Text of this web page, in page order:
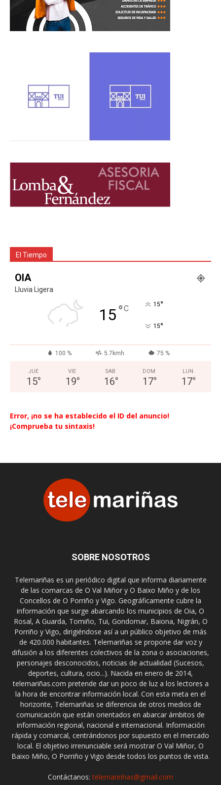
El Tiempo
OIA
Lluvia Ligera
15°C 15°
15°
100 % 5.7kmh 75 %
JUE
15°
VIE
19°
SAB
16°
DOM
17°
LUN
17°
Error, ¡no se ha establecido el ID del anuncio!
¡Comprueba tu sintaxis!
SOBRE NOSOTROS
Telemariñas es un periódico digital que informa diariamente
de las comarcas de O Val Miñor y O Baixo Miño y de los
Concellos de O Porriño y Vigo. Geográficamente cubre la
información que surge abarcando los municipios de Oia, O
Rosal, A Guarda, Tomiño, Tui, Gondomar, Baiona, Nigrán, O
Porriño y Vigo, dirigiéndose así a un público objetivo de más
de 420.000 habitantes. Telemariñas se propone dar voz y
difusión a los diferentes colectivos de la zona o asociaciones,
personajes desconocidos, noticias de actualidad (Sucesos,
deportes, cultura, ocio...). Nacida en enero de 2014,
telemariñas.com pretende dar un poco de luz a los lectores a
la hora de encontrar información local. Con esta meta en el
horizonte, Telemariñas se diferencia de otros medios de
comunicación que están orientados en abarcar ámbitos de
información regional, nacional e internacional. Información
rápida y comarcal, centrándonos por supuesto en el mercado
local. El objetivo irrenunciable será mostrar O Val Miñor, O
Baixo Miño, O Porriño y Vigo desde todos los puntos de vista.
Contáctanos:telemarinhas@gmail.com